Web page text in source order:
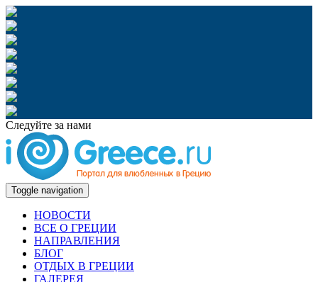
Следуйте за нами
Toggle navigation
НОВОСТИ
ВСЕ О ГРЕЦИИ
НАПРАВЛЕНИЯ
БЛОГ
ОТДЫХ В ГРЕЦИИ
ГАЛЕРЕЯ